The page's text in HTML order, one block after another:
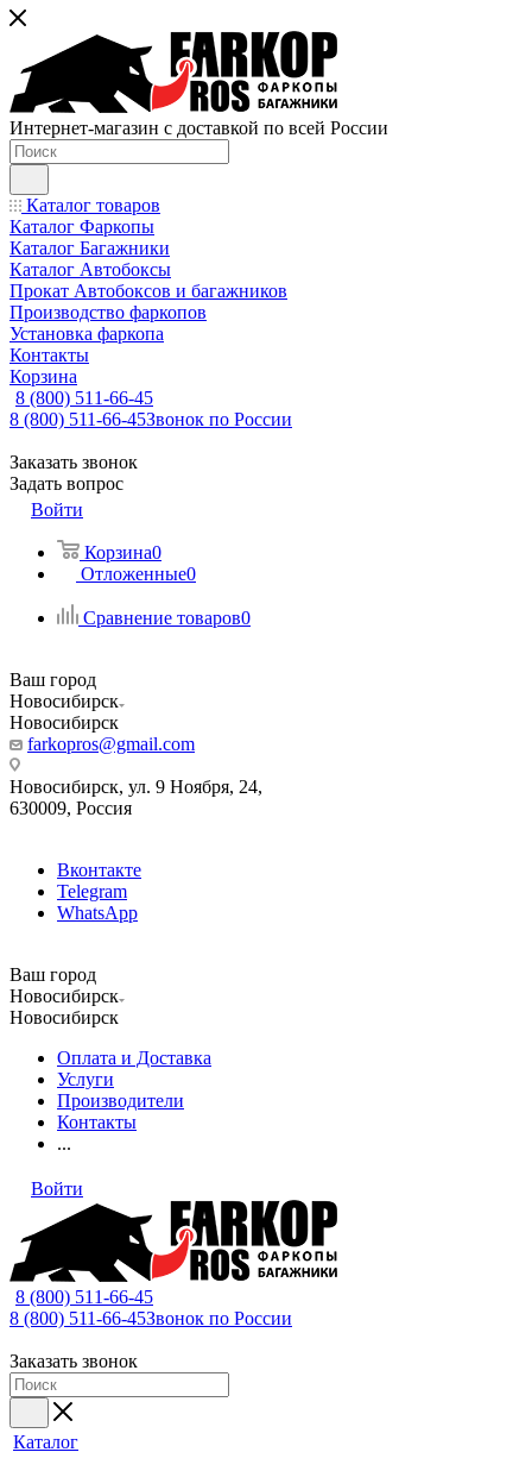
Интернет-магазин с доставкой по всей России
Каталог товаров
Каталог Фаркопы
Каталог Багажники
Каталог Автобоксы
Прокат Автобоксов и багажников
Производство фаркопов
Установка фаркопа
Контакты
Корзина
8 (800) 511-66-45
8 (800) 511-66-45Звонок по России
Заказать звонок
Задать вопрос
Войти
Корзина0
Отложенные0
Сравнение товаров0
Ваш город
Новосибирск
Новосибирск
farkopros@gmail.com
Новосибирск, ул. 9 Ноября, 24,
630009, Россия
Вконтакте
Telegram
WhatsApp
Ваш город
Новосибирск
Новосибирск
Оплата и Доставка
Услуги
Производители
Контакты
...
Войти
8 (800) 511-66-45
8 (800) 511-66-45Звонок по России
Заказать звонок
Каталог